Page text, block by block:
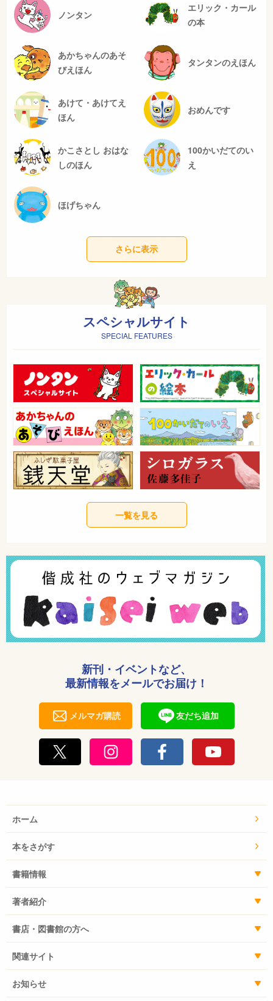
ノンタン
エリック・カール
の本
あかちゃんのあそ
びえほん
タンタンのえほん
あけて・あけてえ
ほん
おめんです
かこさとし おはな
しのほん
100かいだてのい
え
ほげちゃん
さらに表示
スペシャルサイト
SPECIAL FEATURES
一覧を見る
新刊・イベントなど、
最新情報をメールでお届け！
メルマガ購読 友だち追加
ホーム
本をさがす
書籍情報
著者紹介
書店・図書館の方へ
関連サイト
お知らせ